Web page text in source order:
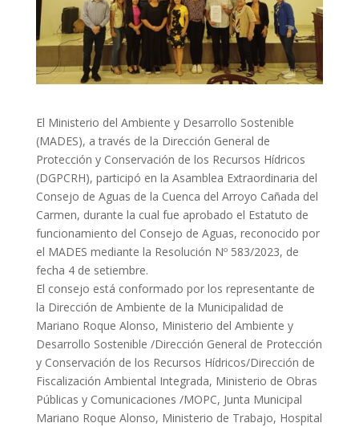
El Ministerio del Ambiente y Desarrollo Sostenible
(MADES), a través de la Dirección General de
Protección y Conservación de los Recursos Hídricos
(DGPCRH), participó en la Asamblea Extraordinaria del
Consejo de Aguas de la Cuenca del Arroyo Cañada del
Carmen, durante la cual fue aprobado el Estatuto de
funcionamiento del Consejo de Aguas, reconocido por
el MADES mediante la Resolución Nº 583/2023, de
fecha 4 de setiembre.
El consejo está conformado por los representante de
la Dirección de Ambiente de la Municipalidad de
Mariano Roque Alonso, Ministerio del Ambiente y
Desarrollo Sostenible /Dirección General de Protección
y Conservación de los Recursos Hídricos/Dirección de
Fiscalización Ambiental Integrada, Ministerio de Obras
Públicas y Comunicaciones /MOPC, Junta Municipal
Mariano Roque Alonso, Ministerio de Trabajo, Hospital